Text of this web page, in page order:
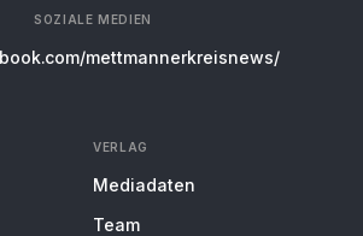
SOZIALE MEDIEN
mettmannerkreisnews/
VERLAG
Mediadaten
Team